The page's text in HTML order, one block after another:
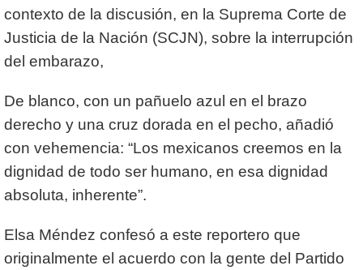
contexto de la discusión, en la Suprema Corte de
Justicia de la Nación (SCJN), sobre la interrupción
del embarazo,
De blanco, con un pañuelo azul en el brazo
derecho y una cruz dorada en el pecho, añadió
con vehemencia: “Los mexicanos creemos en la
dignidad de todo ser humano, en esa dignidad
absoluta, inherente”.
Elsa Méndez confesó a este reportero que
originalmente el acuerdo con la gente del Partido